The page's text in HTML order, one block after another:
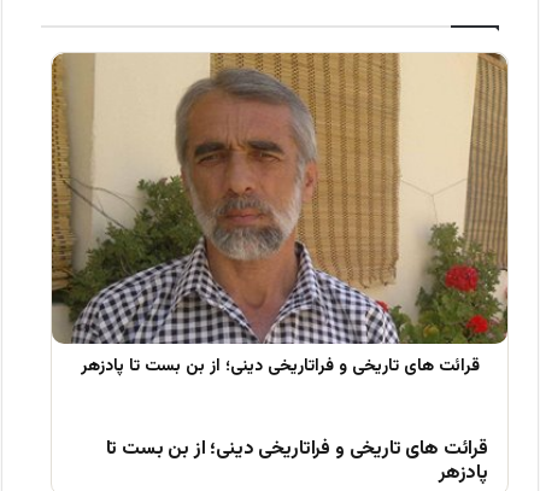
قرائت های تاریخی و فراتاریخی دینی؛ از بن بست تا
پادزهر